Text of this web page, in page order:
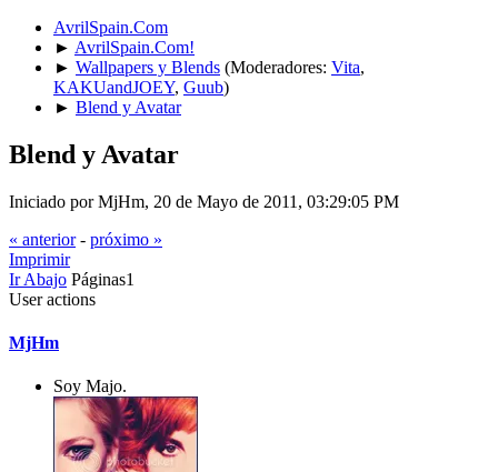
AvrilSpain.Com
► AvrilSpain.Com!
► Wallpapers y Blends (Moderadores: Vita,
KAKUandJOEY, Guub)
► Blend y Avatar
Blend y Avatar
Iniciado por MjHm, 20 de Mayo de 2011, 03:29:05 PM
« anterior- próximo »
Imprimir
Ir Abajo Páginas1
User actions
MjHm
Soy Majo.